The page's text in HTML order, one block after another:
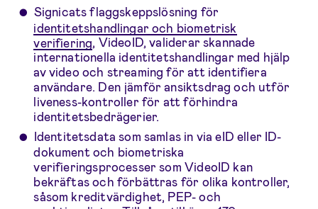
Signicats flaggskeppslösning för
identitetshandlingar och biometrisk
verifiering, VideoID, validerar skannade
internationella identitetshandlingar med hjälp
av video och streaming för att identifiera
användare. Den jämför ansiktsdrag och utför
liveness-kontroller för att förhindra
identitetsbedrägerier.
Identitetsdata som samlas in via eID eller ID-
dokument och biometriska
verifieringsprocesser som VideoID kan
bekräftas och förbättras för olika kontroller,
såsom kreditvärdighet, PEP- och